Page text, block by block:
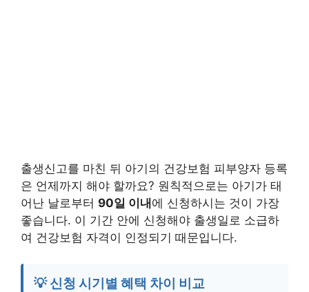
출생신고를 마친 뒤 아기의 건강보험 피부양자 등록
은 언제까지 해야 할까요? 원칙적으로는 아기가 태
어난 날로부터 90일 이내에 신청하시는 것이 가장
좋습니다. 이 기간 안에 신청해야 출생일로 소급하
여 건강보험 자격이 인정되기 때문입니다.
💡 신청 시기별 혜택 차이 비교